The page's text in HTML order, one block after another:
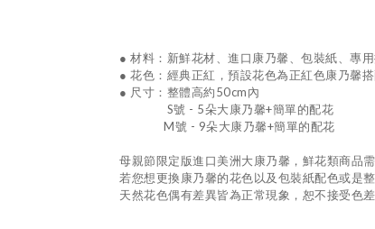
● 材料：新鮮花材、進口康乃馨、包裝紙、專
● 花色：經典正紅， 預設花色為正紅色康乃馨
● 尺寸：整體高約50cm內
S號 - 5朵大康乃馨+簡單的配花
M號 - 9朵大康乃馨+簡單的配花
母親節限定版進口美洲大康乃馨，鮮花類商品
若您想更換康乃馨的花色以及包裝紙配色或是
天然花色偶有差異皆為正常現象，恕不接受色差